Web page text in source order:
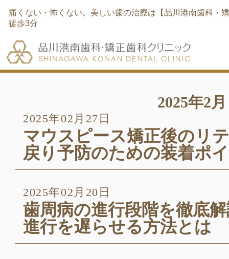
痛くない・怖くない。美しい歯の治療は【品川港南歯科・
徒歩3分
2025年2月
2025年02月27日
マウスピース矯正後のリ
戻り予防のための装着ポ
2025年02月20日
歯周病の進行段階を徹底
進行を遅らせる方法とは